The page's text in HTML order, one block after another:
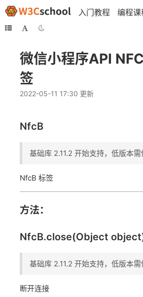
入门教程 编程课
微信小程序API
签
2022-05-11 17:30 更新
NfcB
基础库 2.11.2 开始支持，低版本需
NfcB 标签
方法：
NfcB.close(Object
基础库 2.11.2 开始支持，低版本需
断开连接